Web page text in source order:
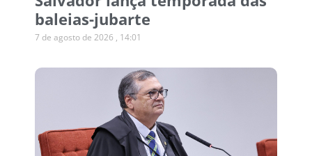
baleias-jubarte
7 de agosto de 2026 14:01